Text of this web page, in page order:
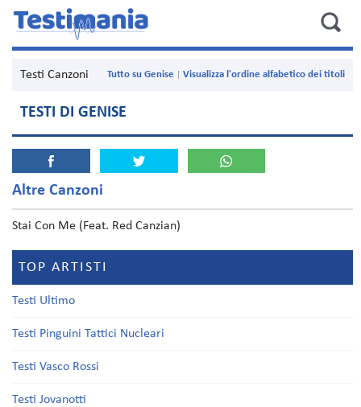
Testi Canzoni Visualizza l'ordine alfabetico dei titoli
Tutto su Genise
TESTI DI GENISE
Altre Canzoni
Stai Con Me (Feat. Red Canzian)
TOP ARTISTI
Testi Ultimo
Testi Pinguini Tattici Nucleari
Testi Vasco Rossi
Testi Jovanotti